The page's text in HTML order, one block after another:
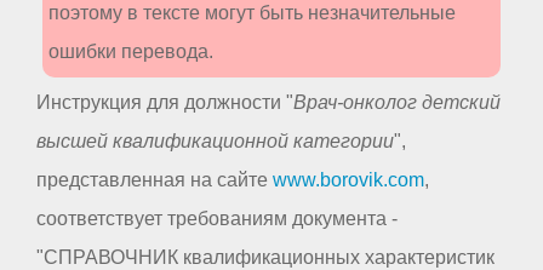
поэтому в тексте могут быть незначительные
ошибки перевода.
Инструкция для должности "Врач-онколог детский
высшей квалификационной категории",
представленная на сайте www.borovik.com,
соответствует требованиям документа -
"СПРАВОЧНИК квалификационных характеристик